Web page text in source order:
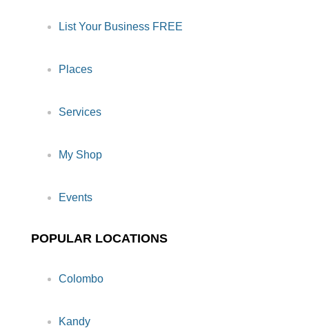
List Your Business FREE
Places
Services
My Shop
Events
POPULAR LOCATIONS
Colombo
Kandy